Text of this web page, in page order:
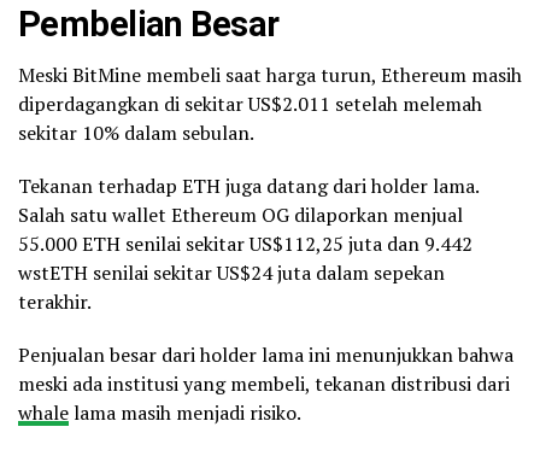
Pembelian Besar
Meski BitMine membeli saat harga turun, Ethereum masih
diperdagangkan di sekitar US$2.011 setelah melemah
sekitar 10% dalam sebulan.
Tekanan terhadap ETH juga datang dari holder lama.
Salah satu wallet Ethereum OG dilaporkan menjual
55.000 ETH senilai sekitar US$112,25 juta dan 9.442
wstETH senilai sekitar US$24 juta dalam sepekan
terakhir.
Penjualan besar dari holder lama ini menunjukkan bahwa
meski ada institusi yang membeli, tekanan distribusi dari
whalelama masih menjadi risiko.